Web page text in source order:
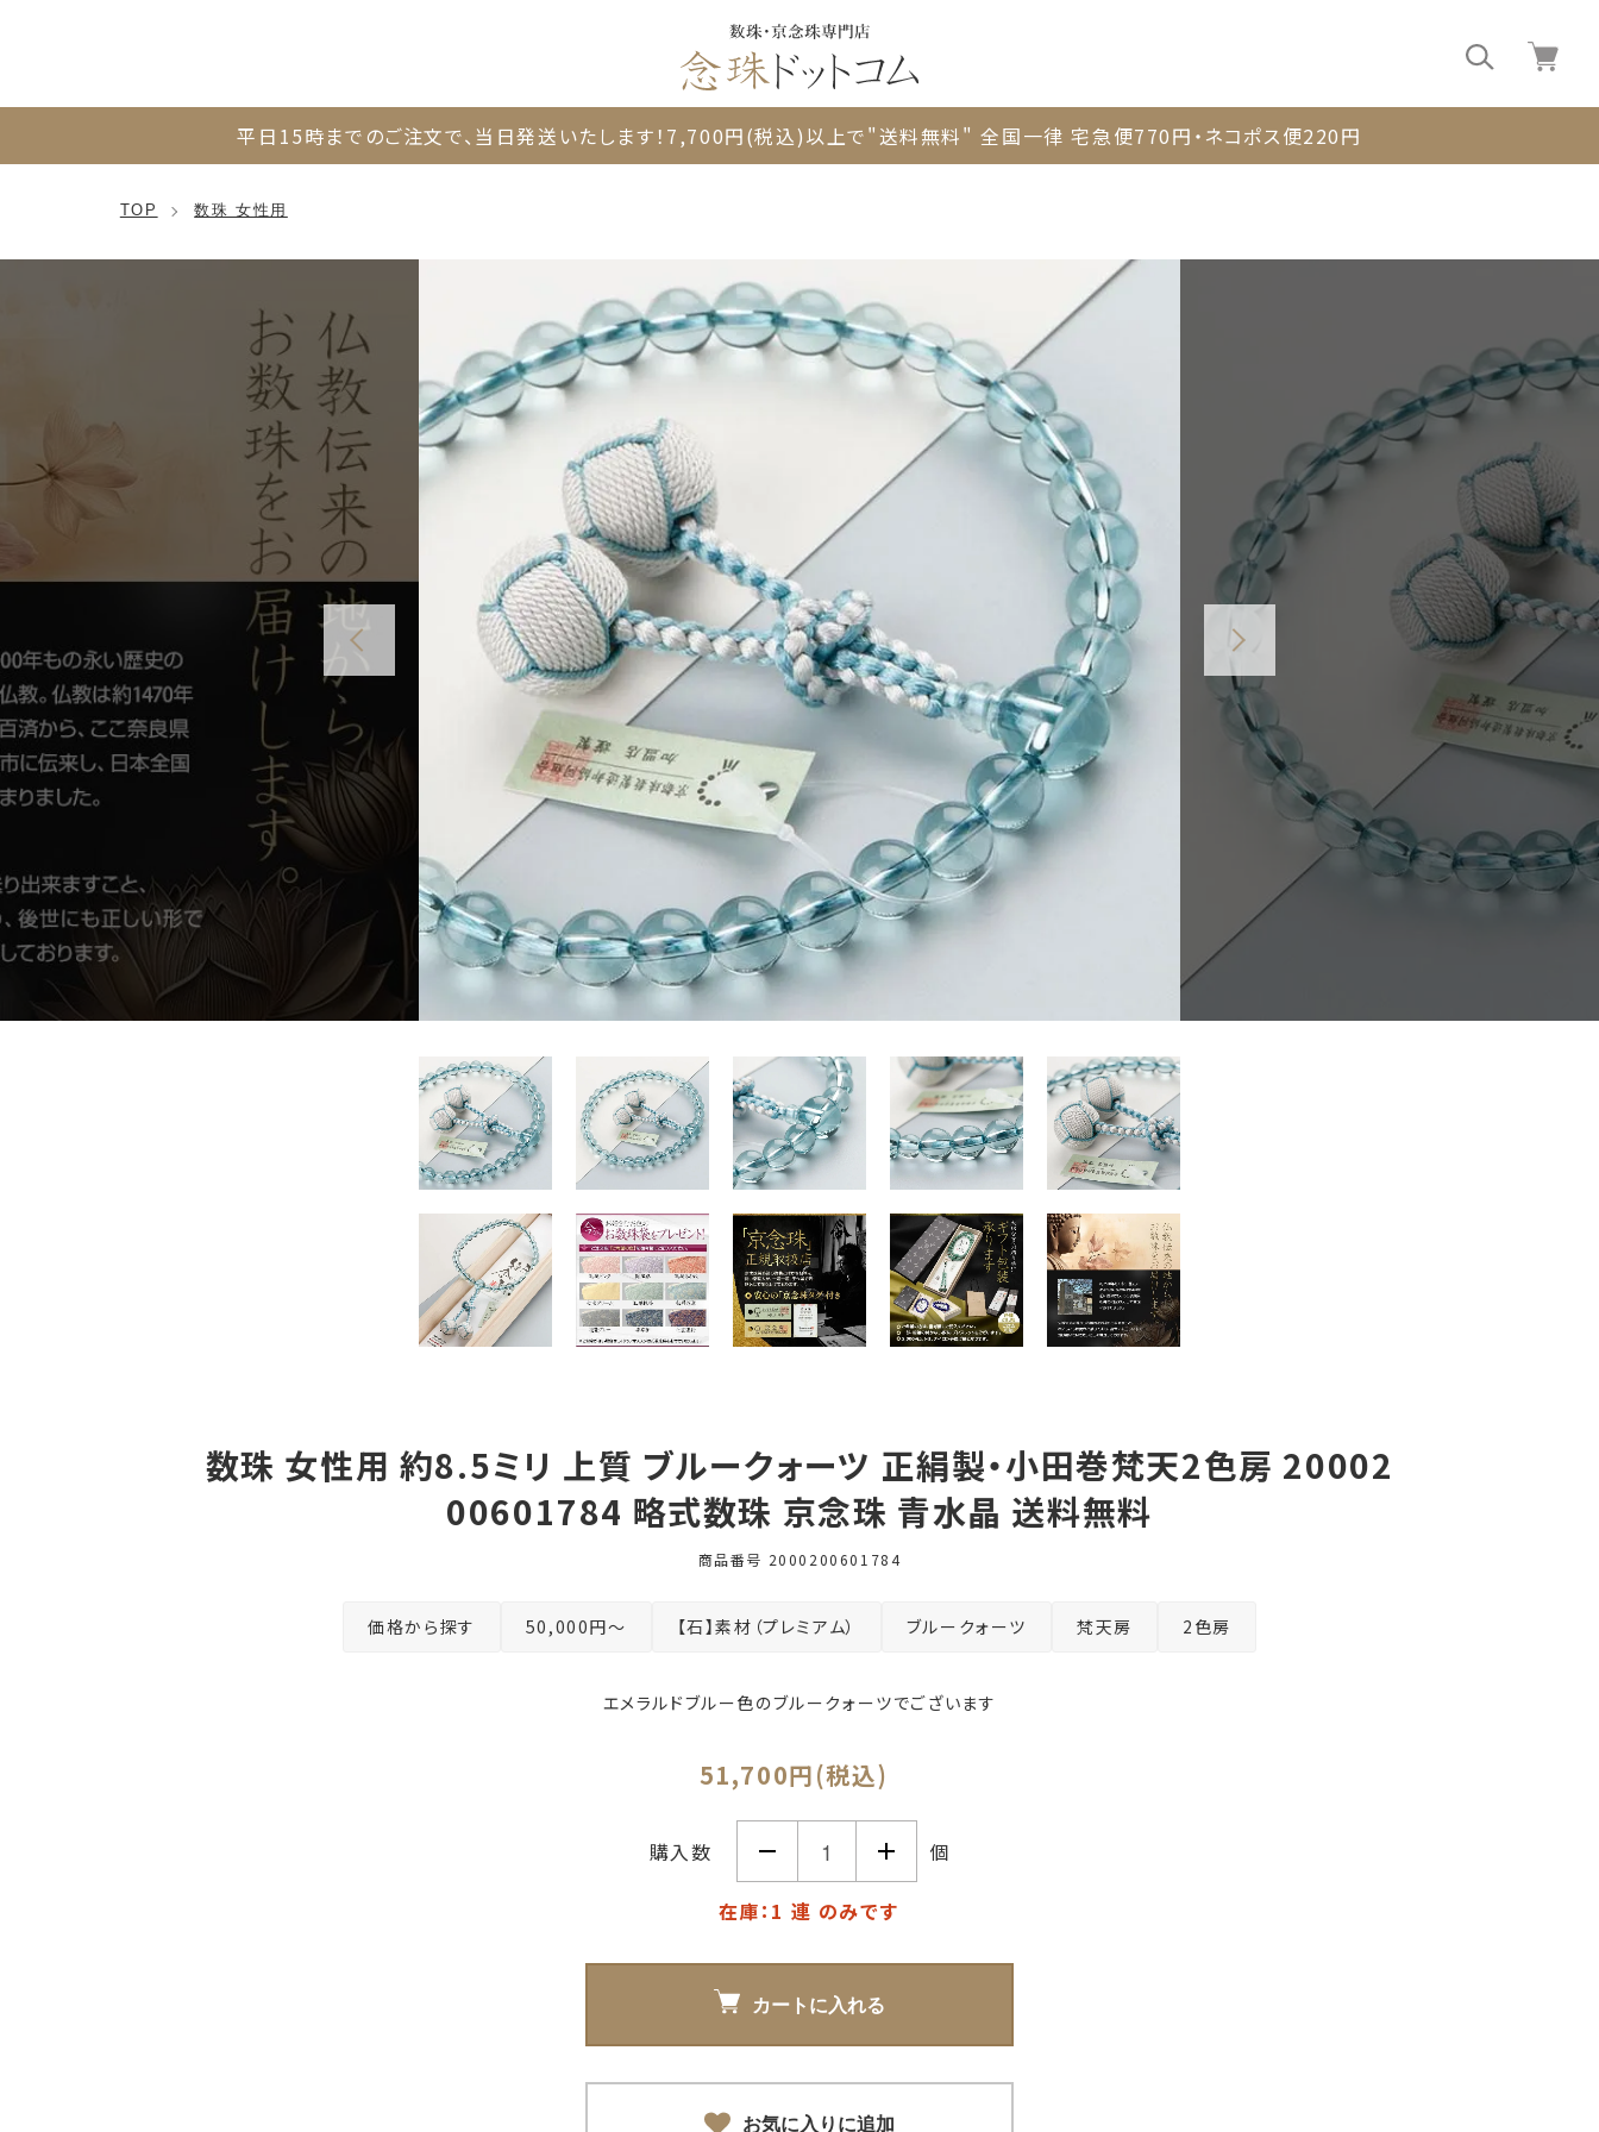
0
平日15時までのご注文で、 当日発送いたします！ 7,700円(税込)以上で"送料無料" 全国一律 宅急便770円・ネコポス便220円
TOP 数珠 女性用
数珠 女性用 約8.5ミリ 上質 ブルークォーツ 正絹製・小田巻梵天2色房 20002
00601784 略式数珠 京念珠 青水晶 送料無料
商品番号 2000200601784
価格から探す 50,000円～ 【石】素材（プレミアム） ブルークォーツ 梵天房 2色房
エメラルドブルー色のブルークォーツでございます
51,700円(税込)
購入数 個
在庫：1 連 のみです
カートに入れる
お気に入りに追加